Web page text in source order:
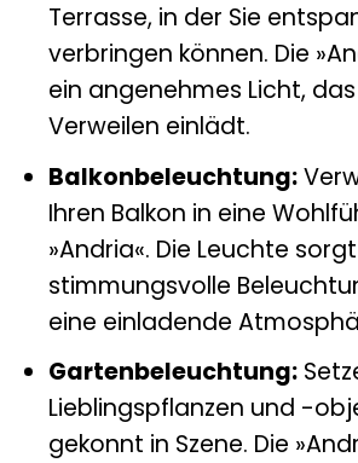
Terrasse, in der Sie
verbringen können. Die
ein angenehmes Licht,
Verweilen einlädt.
Balkonbeleuchtung:
Ihren Balkon in eine
»Andria«. Die Leuchte
stimmungsvolle
eine einladende
Gartenbeleuchtung:
Lieblingspflanzen und -
gekonnt in Szene. Die